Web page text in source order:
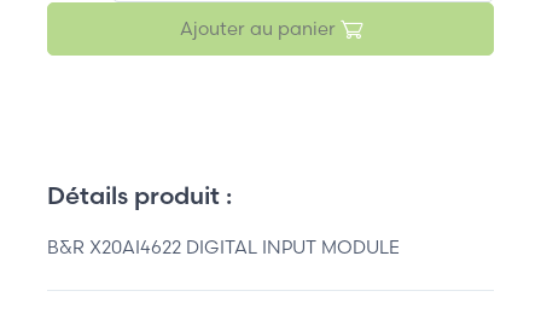
Ajouter au panier
Détails produit :
B&R X20AI4622 DIGITAL INPUT MODULE